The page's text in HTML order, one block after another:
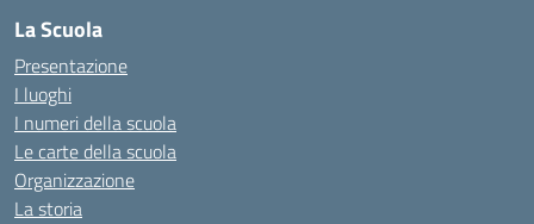
La Scuola
Presentazione
I luoghi
I numeri della scuola
Le carte della scuola
Organizzazione
La storia